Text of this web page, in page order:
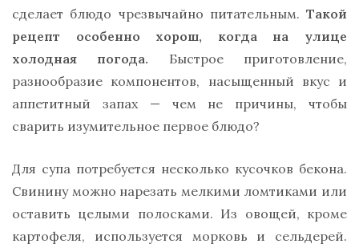
сделает блюдо чрезвычайно питательным. Такой
рецепт особенно хорош, когда на улице
холодная погода. Быстрое приготовление,
разнообразие компонентов, насыщенный вкус и
аппетитный запах — чем не причины, чтобы
сварить изумительное первое блюдо?
Для супа потребуется несколько кусочков бекона.
Свинину можно нарезать мелкими ломтиками или
оставить целыми полосками. Из овощей, кроме
картофеля, используется морковь и сельдерей.